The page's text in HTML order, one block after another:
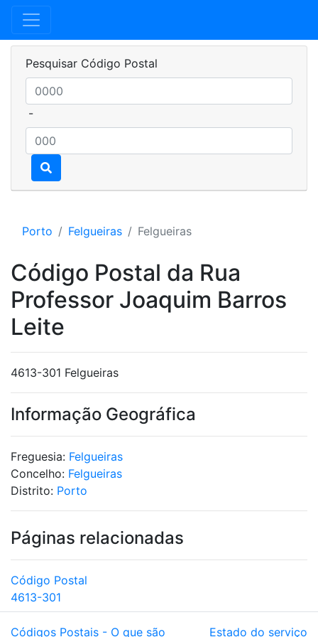
Pesquisar Código Postal
-
Porto Felgueiras Felgueiras
Código Postal da Rua
Professor Joaquim Barros
Leite
4613-301 Felgueiras
Informação Geográfica
Freguesia: Felgueiras
Concelho: Felgueiras
Distrito: Porto
Páginas relacionadas
Código Postal
4613-301
Códigos Postais - O que são Estado do serviço